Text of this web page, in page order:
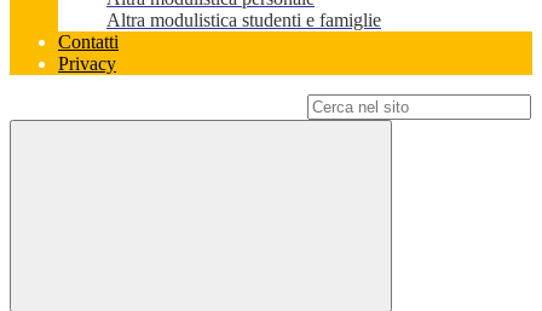
Altra modulistica studenti e famiglie
Contatti
Privacy